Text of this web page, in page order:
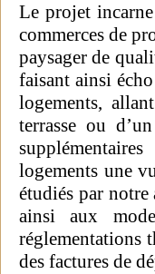
Le projet
commerces de
paysager de
faisant ainsi
logements,
terrasse ou
logements une
étudiés par
ainsi aux
réglementations
des factures de